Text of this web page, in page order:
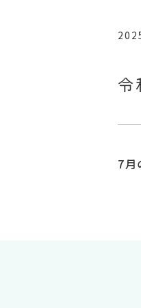
令
7月